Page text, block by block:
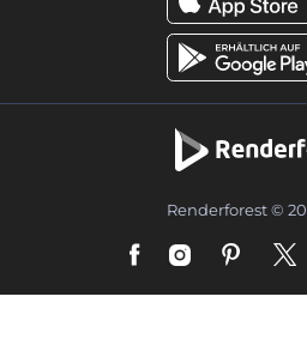
Renderforest ©